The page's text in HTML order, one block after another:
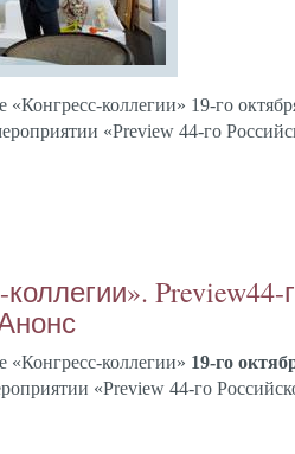
кол­ле­гии» 19-го
«Preview 44-го
«Кон­гресс-кол­ле­гии» 19-го
«Preview 44-го